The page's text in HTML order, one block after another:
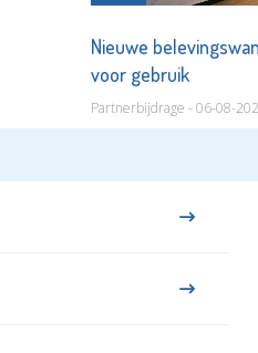
Nieuwe
voor gebruik
Partnerbijdrage - 06-08-